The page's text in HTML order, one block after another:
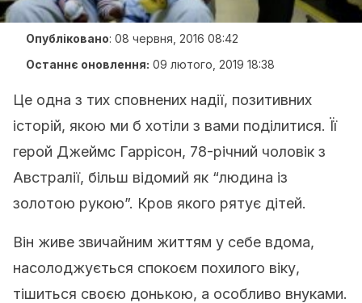
Опубліковано: 08 червня, 2016 08:42
Останнє оновлення: 09 лютого, 2019 18:38
Це одна з тих сповнених надії, позитивних
історій, якою ми б хотіли з вами поділитися. Її
герой Джеймс Гаррісон, 78-річний чоловік з
Австралії, більш відомий як “людина із
золотою рукою”. Кров якого рятує дітей.
Він живе звичайним життям у себе вдома,
насолоджується спокоєм похилого віку,
тішиться своєю донькою, а особливо внуками.